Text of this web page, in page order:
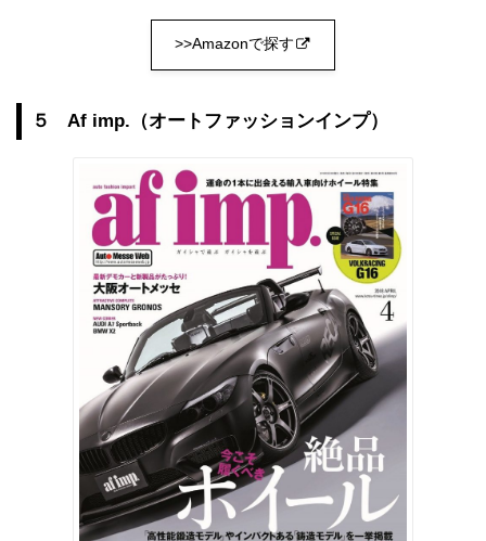
>>Amazonで探す
５ Af imp.（オートファッションインプ）